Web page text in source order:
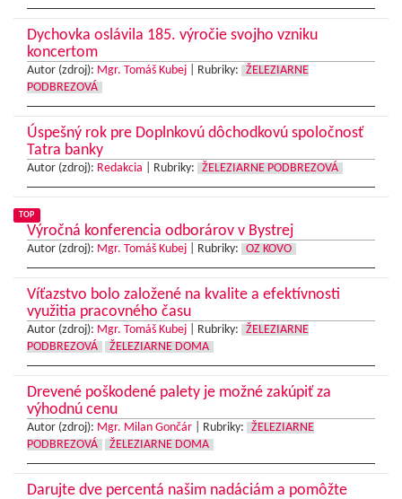
Dychovka oslávila 185. výročie svojho vzniku
koncertom
Autor (zdroj): Mgr. Tomáš Kubej Rubriky:
ŽELEZIARNE
PODBREZOVÁ
Úspešný rok pre Doplnkovú dôchodkovú spoločnosť
Tatra banky
Autor (zdroj): Redakcia Rubriky: ŽELEZIARNE PODBREZOVÁ
TOP
Výročná konferencia odborárov v Bystrej
Autor (zdroj): Mgr. Tomáš Kubej Rubriky: OZ KOVO
Víťazstvo bolo založené na kvalite a efektívnosti
využitia pracovného času
Autor (zdroj): Mgr. Tomáš Kubej Rubriky:
ŽELEZIARNE
PODBREZOVÁ
ŽELEZIARNE DOMA
Drevené poškodené palety je možné zakúpiť za
výhodnú cenu
Autor (zdroj): Mgr. Milan Gončár Rubriky:
ŽELEZIARNE
PODBREZOVÁ
ŽELEZIARNE DOMA
Darujte dve percentá našim nadáciám a pomôžte